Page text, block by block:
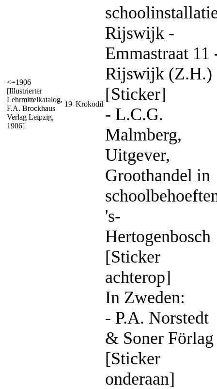
<=1906
[Illustrierter
Lehrmittelkatalog,
F.A. Brockhaus
Verlag Leipzig,
1906]
19 Krokodil
Rijswijk -
Emmastraat 11
Rijswijk (Z.H.)
[Sticker]
- L.C.G.
Malmberg,
Uitgever,
Groothandel in
's-
Hertogenbosch
[Sticker
achterop]
In Zweden:
- P.A. Norstedt
& Soner Förlag
[Sticker
onderaan]